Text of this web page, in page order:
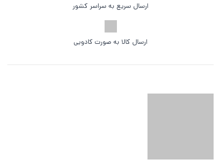
ارسال سریع به سراسر کشور
ارسال کالا به صورت کادویی